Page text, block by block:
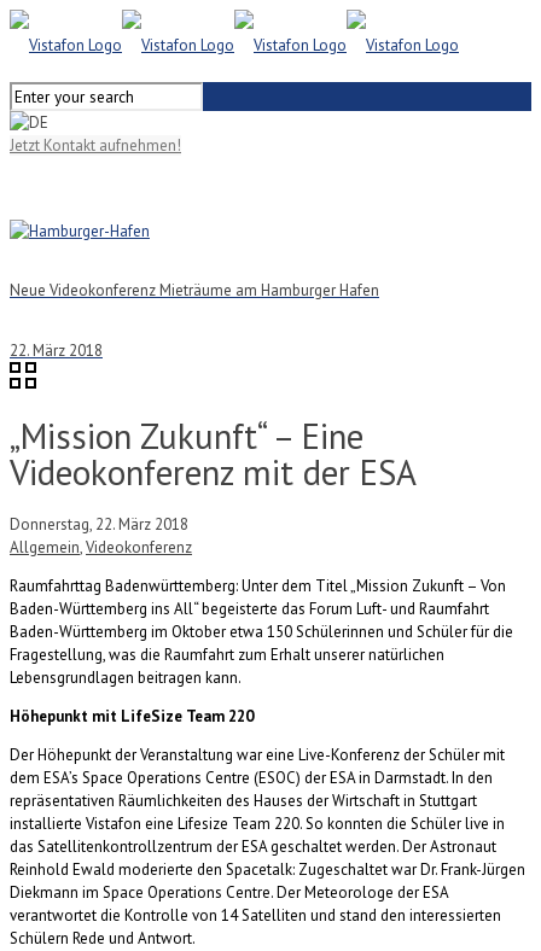
Jetzt Kontakt aufnehmen!
Neue Videokonferenz Mieträume am Hamburger Hafen
22. März 2018
„Mission Zukunft“ – Eine
Videokonferenz mit der ESA
Donnerstag, 22. März 2018
Allgemein,Videokonferenz
Raumfahrttag Badenwürttemberg: Unter dem Titel „Mission Zukunft – Von
Baden-Württemberg ins All“ begeisterte das Forum Luft- und Raumfahrt
Baden-Württemberg im Oktober etwa 150 Schülerinnen und Schüler für die
Fragestellung, was die Raumfahrt zum Erhalt unserer natürlichen
Lebensgrundlagen beitragen kann.
Höhepunkt mit LifeSize Team 220
Der Höhepunkt der Veranstaltung war eine Live-Konferenz der Schüler mit
dem ESA’s Space Operations Centre (ESOC) der ESA in Darmstadt. In den
repräsentativen Räumlichkeiten des Hauses der Wirtschaft in Stuttgart
installierte Vistafon eine Lifesize Team 220. So konnten die Schüler live in
das Satellitenkontrollzentrum der ESA geschaltet werden. Der Astronaut
Reinhold Ewald moderierte den Spacetalk: Zugeschaltet war Dr. Frank-Jürgen
Diekmann im Space Operations Centre. Der Meteorologe der ESA
verantwortet die Kontrolle von 14 Satelliten und stand den interessierten
Schülern Rede und Antwort.